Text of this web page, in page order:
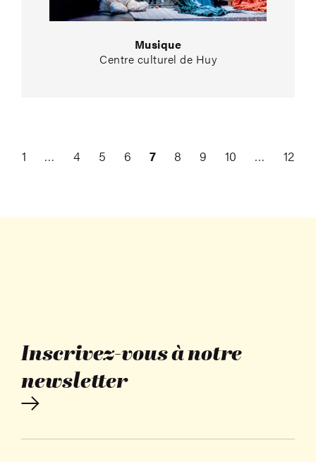
Musique
Centre culturel de Huy
1 … 4 5 6 7 8 9 10 … 12
Inscrivez-vous à notre
newsletter